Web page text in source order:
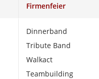
Firmenfeier
Dinnerband
Tribute Band
Walkact
Teambuilding